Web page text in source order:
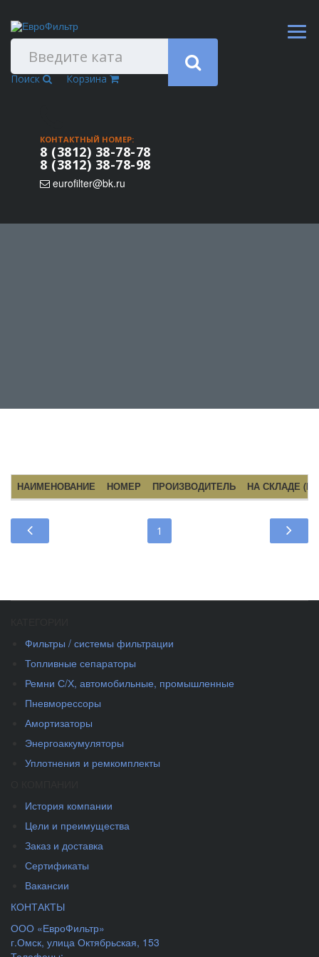
Поиск Корзина
КОНТАКТНЫЙ НОМЕР:
8 (3812) 38-78-78
8 (3812) 38-78-98
eurofilter@bk.ru
НАИМЕНОВАНИЕ НОМЕР ПРОИЗВОДИТЕЛЬ НА СКЛАДЕ
1
Фильтры / системы фильтрации
Топливные сепараторы
Ремни С/Х, автомобильные, промышленные
Пневморессоры
Амортизаторы
Энергоаккумуляторы
Уплотнения и ремкомплекты
История компании
Цели и преимущества
Заказ и доставка
Сертификаты
Вакансии
КОНТАКТЫ
ООО «ЕвроФильтр»
г.Омск, улица Октябрьская, 153